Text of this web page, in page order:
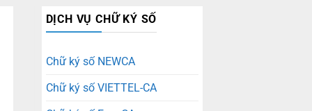
DỊCH VỤ CHỮ KÝ SỐ
Chữ ký số NEWCA
Chữ ký số VIETTEL-CA